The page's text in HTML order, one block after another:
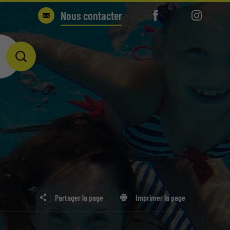
Nous contacter
Partager la page Imprimer la page